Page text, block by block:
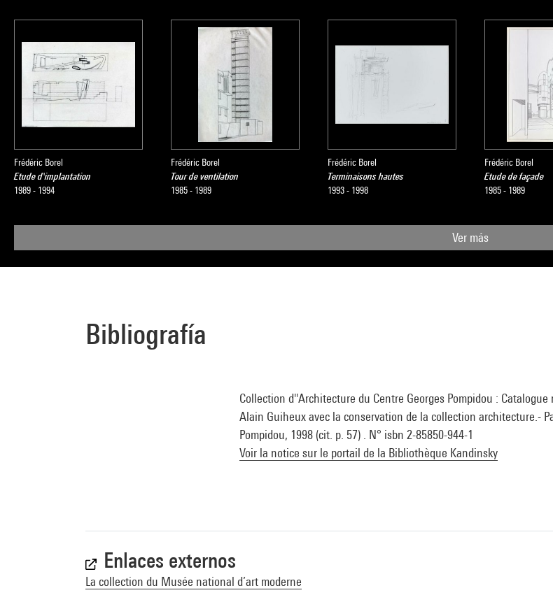
Frédéric Borel
Etude d'implantation
1989 - 1994
Frédéric Borel
Tour de ventilation
1985 - 1989
Frédéric Borel
Terminaisons hautes
1993 - 1998
Frédéric Borel
Etude de façade
1985 - 1989
Ver más
Bibliografía
Collection d''Architecture du Centre Georges Pompidou :
Alain Guiheux avec la conservation de la collection architecture.-
Pompidou, 1998 (cit. p. 57) . N° isbn 2-85850-944-1
Voir la notice sur le portail de la Bibliothèque Kandinsky
Enlaces externos
La collection du Musée national d’art moderne